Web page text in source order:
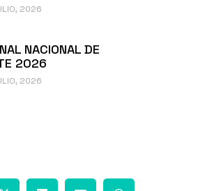
2026
NACIONAL DE
2026
2026